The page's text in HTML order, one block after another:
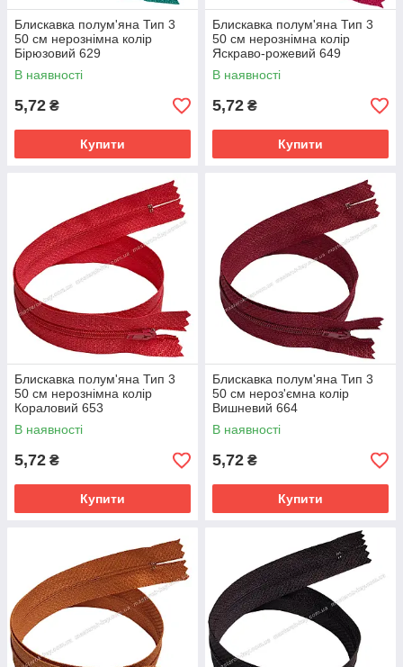
Блискавка полум'яна Тип 3
50 см нерознімна колір
Бірюзовий 629
В наявності
5,72 ₴
Купити
Блискавка полум'яна Тип 3
50 см нерознімна колір
Яскраво-рожевий 649
В наявності
5,72 ₴
Купити
Блискавка полум'яна Тип 3
50 см нерознімна колір
Кораловий 653
В наявності
5,72 ₴
Купити
Блискавка полум'яна Тип 3
50 см нероз'ємна колір
Вишневий 664
В наявності
5,72 ₴
Купити